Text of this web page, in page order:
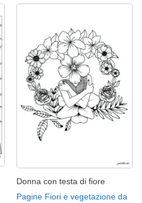
Donna con testa di fiore
Pagine Fiori e vegetazione da